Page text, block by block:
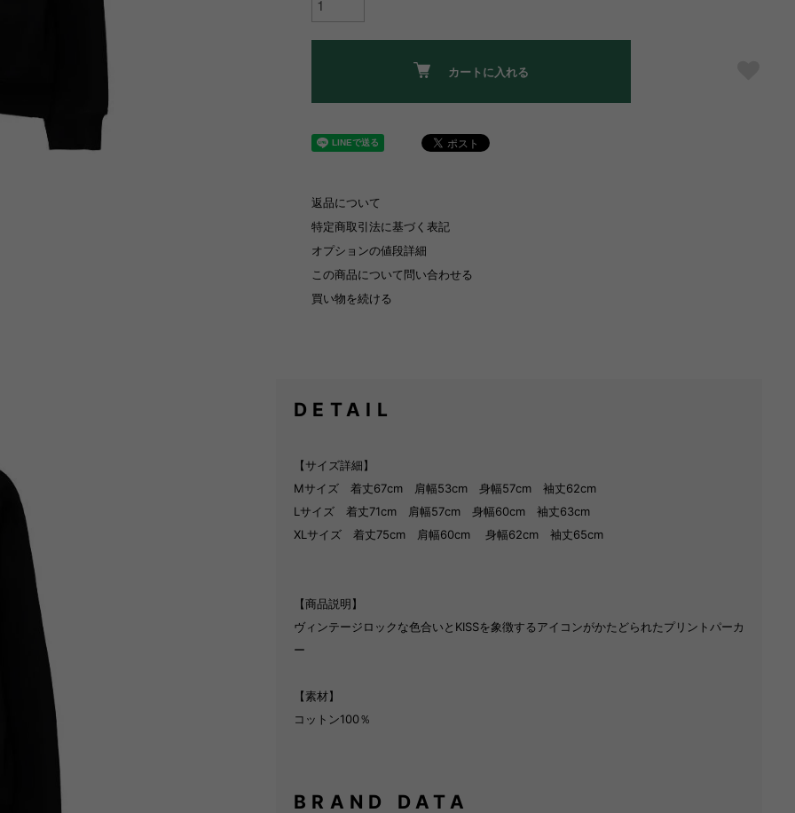
カートに入れる
返品について
特定商取引法に基づく表記
オプションの値段詳細
この商品について問い合わせる
買い物を続ける
DETAIL
【サイズ詳細】
Mサイズ 着丈67cm 肩幅53cm 身幅57cm 袖丈62cm
Lサイズ 着丈71cm 肩幅57cm 身幅60cm 袖丈63cm
XLサイズ 着丈75cm 肩幅60cm 身幅62cm 袖丈65cm
【商品説明】
ヴィンテージロックな色合いとKISSを象徴するアイコンがかたどられたプリントパーカ
ー
【素材】
コットン100％
BRAND DATA